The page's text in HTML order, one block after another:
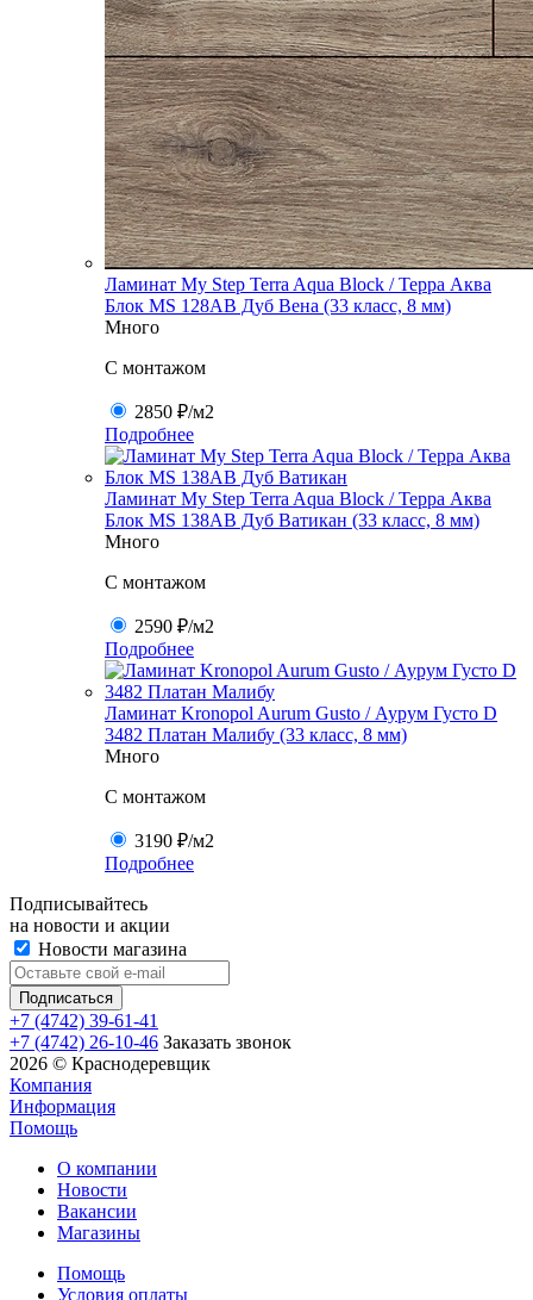
Ламинат My Step Terra Aqua Block / Терра Аква
Блок MS 128AB Дуб Вена (33 класс, 8 мм)
Много
C монтажом
2850 ₽/м2
Подробнее
Ламинат My Step Terra Aqua Block / Терра Аква
Блок MS 138AB Дуб Ватикан (33 класс, 8 мм)
Много
C монтажом
2590 ₽/м2
Подробнее
Ламинат Kronopol Aurum Gusto / Аурум Густо D
3482 Платан Малибу (33 класс, 8 мм)
Много
C монтажом
3190 ₽/м2
Подробнее
Подписывайтесь
на новости и акции
Новости магазина
+7 (4742) 39-61-41
+7 (4742) 26-10-46 Заказать звонок
2026 © Краснодеревщик
Компания
Информация
Помощь
О компании
Новости
Вакансии
Магазины
Помощь
Условия оплаты